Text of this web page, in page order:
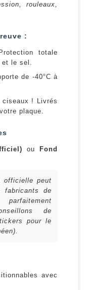
rouleaux,
:
totale
et le sel.
de -40°C à
ciseaux ! Livrés
plaque.
ou
Fond
officielle peut
de
de
pour le
avec